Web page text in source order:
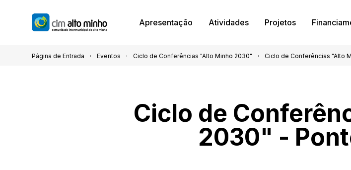
Apresentação Atividades Projetos
Página de Entrada Eventos Ciclo de Conferências "Alto Minho 2030" Ciclo de Conferências "Alto
Ciclo de
2030" -